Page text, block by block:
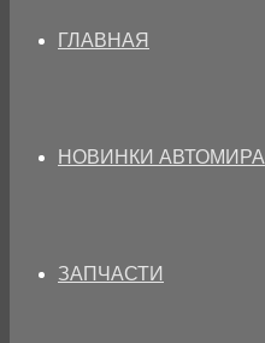
ГЛАВНАЯ
НОВИНКИ АВТОМИРА
ЗАПЧАСТИ